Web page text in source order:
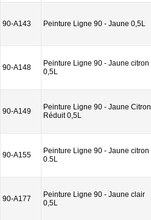
90-A143 Peinture Ligne 90 - Jaune 0,5L
90-A148
Peinture Ligne 90 - Jaune citron
0,5L
90-A149
Peinture Ligne 90 - Jaune Citron
Réduit 0,5L
90-A155
Peinture Ligne 90 - Jaune citron
0.5L
90-A177
Peinture Ligne 90 - Jaune clair
0,5L